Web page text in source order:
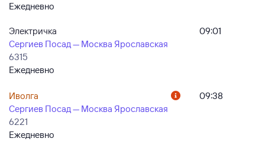
Ежедневно
Электричка
Сергиев Посад — Москва Ярославская
6315
Ежедневно
09:01
Иволга
Сергиев Посад — Москва Ярославская
6221
Ежедневно
09:38